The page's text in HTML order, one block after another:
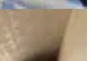
Sarma Köyünde
Müstakil Villa